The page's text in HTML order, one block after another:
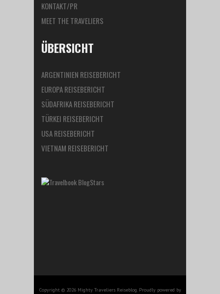
KONTAKT/PR
MEET THE TRAVELIERS
ÜBERSICHT
ARGENTINIEN REISEBERICHT
EUROPA REISEBERICHT
SÜDAFRIKA REISEBERICHT
TÜRKEI REISEBERICHT
USA REISEBERICHT
VIETNAM REISEBERICHT
Copyright © 2026 Mighty Traveliers Reiseblog. Proudly powered by